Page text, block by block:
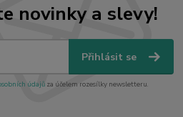
novinky a slevy!
Přihlásit se
údajůza účelem rozesílky newsletteru.